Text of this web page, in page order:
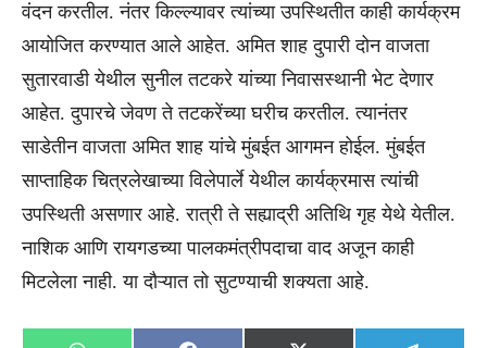
वंदन करतील. नंतर किल्ल्यावर त्यांच्या उपस्थितीत काही कार्यक्रम
आयोजित करण्यात आले आहेत. अमित शाह दुपारी दोन वाजता
सुतारवाडी येथील सुनील तटकरे यांच्या निवासस्थानी भेट देणार
आहेत. दुपारचे जेवण ते तटकरेंच्या घरीच करतील. त्यानंतर
साडेतीन वाजता अमित शाह यांचे मुंबईत आगमन होईल. मुंबईत
साप्ताहिक चित्रलेखाच्या विलेपार्ले येथील कार्यक्रमास त्यांची
उपस्थिती असणार आहे. रात्री ते सह्याद्री अतिथि गृह येथे येतील.
नाशिक आणि रायगडच्या पालकमंत्रीपदाचा वाद अजून काही
मिटलेला नाही. या दौऱ्यात तो सुटण्याची शक्यता आहे.